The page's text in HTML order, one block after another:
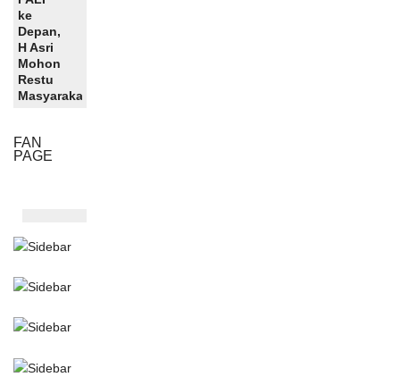
ke
Depan,
H Asri
Mohon
Restu
Masyarakat
FAN
PAGE